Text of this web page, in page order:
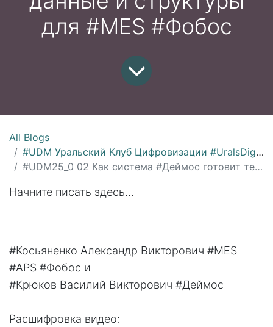
для #MES #Фобос
All Blogs
#UDM Уральский Клуб Цифровизации #UralsDigitalMachinery
#UDM25_0 02 Как система #Деймос готовит технологические данные и структуры для #MES #Фобос
Начните писать здесь...
#Косьяненко Александр Викторович #MES
#APS #Фобос и
#Крюков Василий Викторович #Деймос
Расшифровка видео: